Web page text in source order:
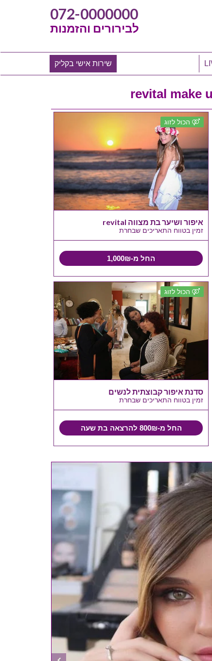
072-0000000
לבירורים והזמנות
שירות אישי בקליק
הכול לזוג
איפור ושיער בת מצווה revital
זמין בטווח התאריכים שבחרת
החל מ-1,000₪
הכול לזוג
סדנת איפור קבוצתית לנשים
זמין בטווח התאריכים שבחרת
החל מ-800₪ להרצאה בת שעה